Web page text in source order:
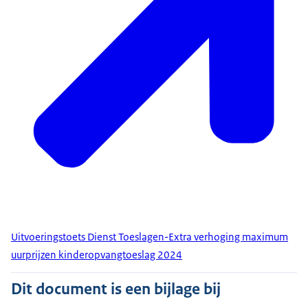
Uitvoeringstoets Dienst Toeslagen-Extra verhoging maximum
uurprijzen kinderopvangtoeslag 2024
Dit document is een bijlage bij